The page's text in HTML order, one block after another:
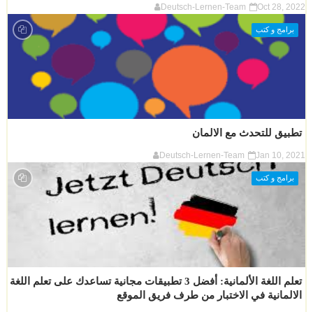
Deutsch-Lernen-Team Oct 28, 2022
برامج و كتب
تطبيق للتحدث مع الالمان
Deutsch-Lernen-Team Jan 10, 2021
برامج و كتب
تعلم اللغة الألمانية: أفضل 3 تطبيقات مجانية تساعدك على تعلم اللغة
الالمانية في الاختبار من طرف فريق الموقع